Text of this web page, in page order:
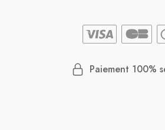
Paiement 100%